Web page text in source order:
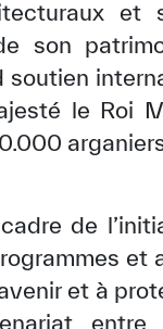
✪
son
le Roi
de
et à
entre